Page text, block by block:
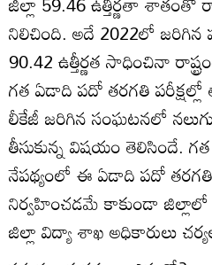
నిలిచింది. అదే 2022లో జరిగిన
90.42 ఉత్తీర్ణత సాధించినా
గత ఏడాది పదో తరగతి పరీక్షల్లో
లీకేజీ జరిగిన సంఘటనలో
తీసుకున్న విషయం తెలిసిందే.
నేపథ్యంలో ఈ ఏడాది పదో తరగతి
నిర్వహించడమే కాకుండా జిల్లాలో
జిల్లా విద్యా శాఖ అధికారులు